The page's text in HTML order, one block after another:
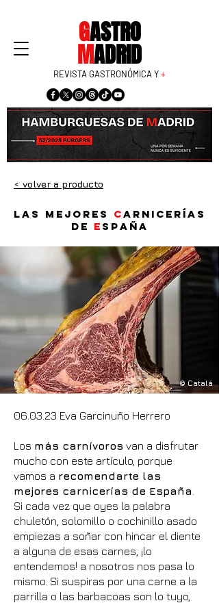
GASTRO
MADRID
REVISTA GASTRONÓMICA Y+
< volver a producto
Las mejores carnicerías
de E spaña
© Catalá
06.03.23 Eva Garcinuño Herrero
Los más carnívoros van a disfrutar
mucho con este artículo, porque
vamos a recomendarte las
mejores carnicerías de España
Si cada vez que oyes la palabra
chuletón, solomillo o cochinillo asado
empiezas a soñar con hincar el diente
a alguna de esas carnes, ¡lo
entendemos! a nosotros nos pasa lo
mismo. Si suspiras por una carne a la
parrilla o las barbacoas son lo tuyo,